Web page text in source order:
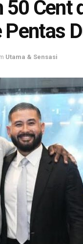
50 Cent
Pentas
Utama & Sensasi